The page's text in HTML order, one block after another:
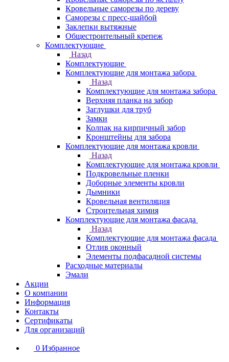
Кровельные саморезы по дереву
Саморезы с пресс-шайбой
Заклепки вытяжные
Общестроительный крепеж
Комплектующие
Назад
Комплектующие
Комплектующие для монтажа забора
Назад
Комплектующие для монтажа забора
Верхняя планка на забор
Заглушки для труб
Замки
Колпак на кирпичный забор
Кронштейны для забора
Комплектующие для монтажа кровли
Назад
Комплектующие для монтажа кровли
Подкровельные пленки
Доборные элементы кровли
Дымники
Кровельная вентиляция
Строительная химия
Комплектующие для монтажа фасада
Назад
Комплектующие для монтажа фасада
Отлив оконный
Элементы подфасадной системы
Расходные материалы
Эмали
Акции
О компании
Информация
Контакты
Сертификаты
Для организаций
0 Избранное